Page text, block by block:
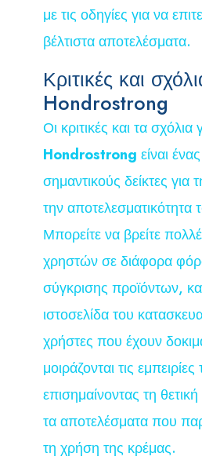
με τις οδηγίες για να
βέλτιστα αποτελέσματα.
Κριτικές και
Hondrostrong
Οι κριτικές και τα σχόλια
Hondrostrong είναι
σημαντικούς δείκτες για
την αποτελεσματικότητα
Μπορείτε να βρείτε
χρηστών σε διάφορα
σύγκρισης προϊόντων,
ιστοσελίδα του
χρήστες που έχουν
μοιράζονται τις
επισημαίνοντας τη
τα αποτελέσματα που
τη χρήση της κρέμας.